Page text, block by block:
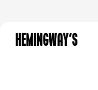
Hemingway's